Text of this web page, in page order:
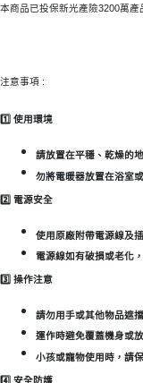
本商品已投保新光產險3200萬產
注意事項 :
1️⃣ 使用環境
請放置在平穩、乾燥的
勿將電暖器放置在浴室
2️⃣ 電源安全
使用原廠附帶電源線及
電源線如有破損或老化
3️⃣ 操作注意
請勿用手或其他物品遮
運作時避免覆蓋機身或
小孩或寵物使用時，請
4️⃣ 安全防護